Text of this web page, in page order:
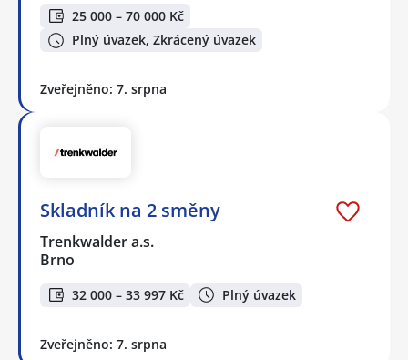
25 000 – 70 000 Kč
Plný úvazek, Zkrácený úvazek
Zveřejněno: 7. srpna
Skladník na 2 směny
Trenkwalder a.s.
Brno
32 000 – 33 997 Kč Plný úvazek
Zveřejněno: 7. srpna